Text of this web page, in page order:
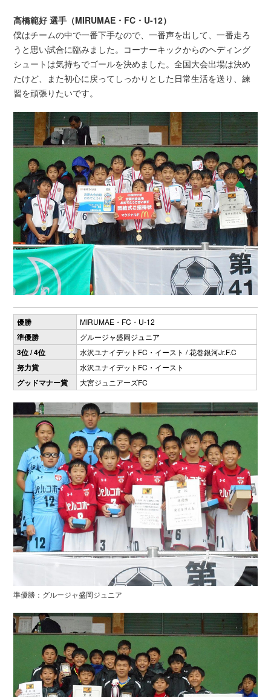
高橋範好 選手（MIRUMAE・FC・U-12）
僕はチームの中で一番下手なので、一番声を出して、一番走ろ
うと思い試合に臨みました。コーナーキックからのヘディング
シュートは気持ちでゴールを決めました。全国大会出場は決め
たけど、また初心に戻ってしっかりとした日常生活を送り、練
習を頑張りたいです。
優勝 MIRUMAE・FC・U-12
準優勝 グルージャ盛岡ジュニア
3位 / 4位 水沢ユナイデットFC・イースト / 花巻銀河Jr.F.C
努力賞 水沢ユナイデットFC・イースト
グッドマナー賞 大宮ジュニアーズFC
準優勝：グルージャ盛岡ジュニア